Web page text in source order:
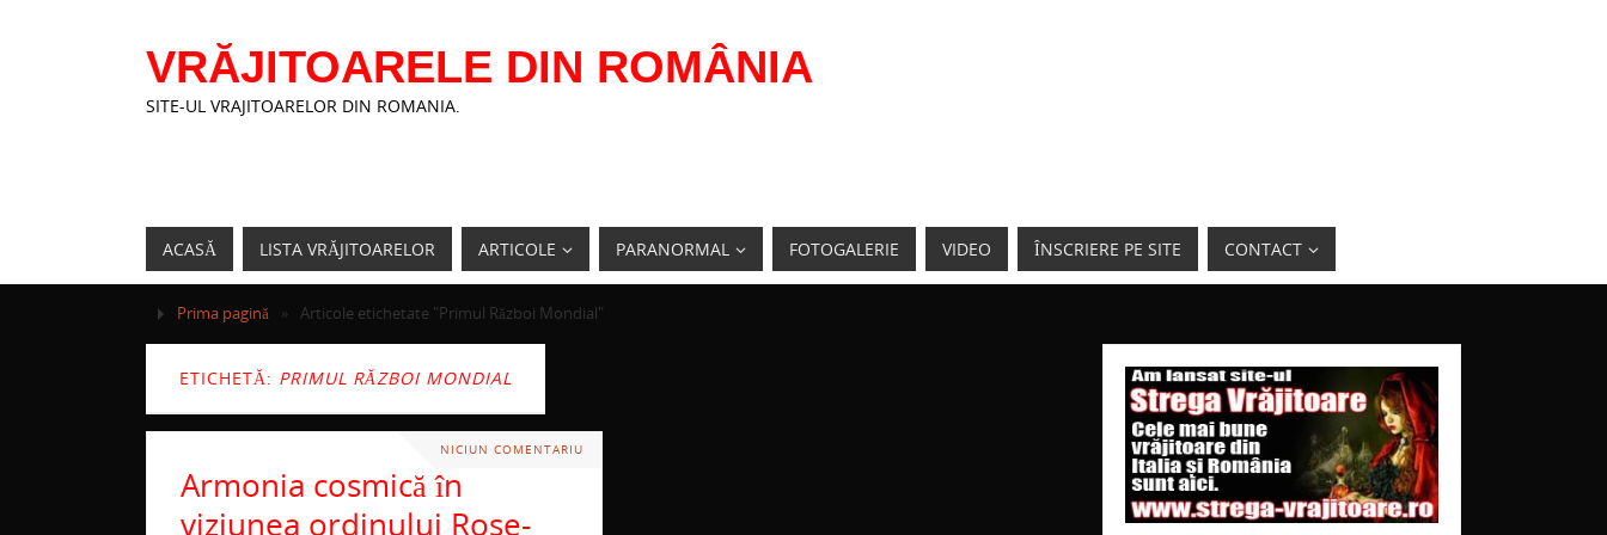
VRĂJITOARELE DIN ROMÂNIA
SITE-UL VRAJITOARELOR DIN ROMANIA.
ACASĂ LISTA VRĂJITOARELOR ARTICOLE PARANORMAL FOTOGALERIE VIDEO ÎNSCRIERE PE SITE CONTACT
Prima pagină » Articole etichetate "Primul Război Mondial"
ETICHETĂ: PRIMUL RĂZBOI MONDIAL
NICIUN COMENTARIU
Armonia cosmică în
viziunea ordinului Rose-